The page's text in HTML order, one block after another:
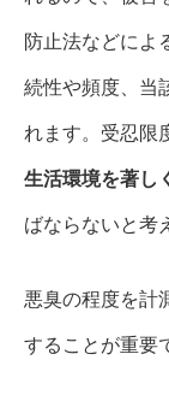
防止法などによ
続性や頻度、当
れます。受忍限
生活環境を著し
ばならないと考
悪臭の程度を計
することが重要